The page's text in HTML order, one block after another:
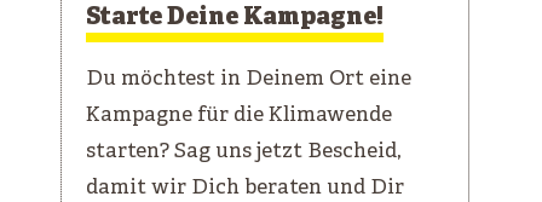
Starte Deine Kampagne!
Du möchtest in Deinem Ort eine
Kampagne für die Klimawende
starten? Sag uns jetzt Bescheid,
damit wir Dich beraten und Dir